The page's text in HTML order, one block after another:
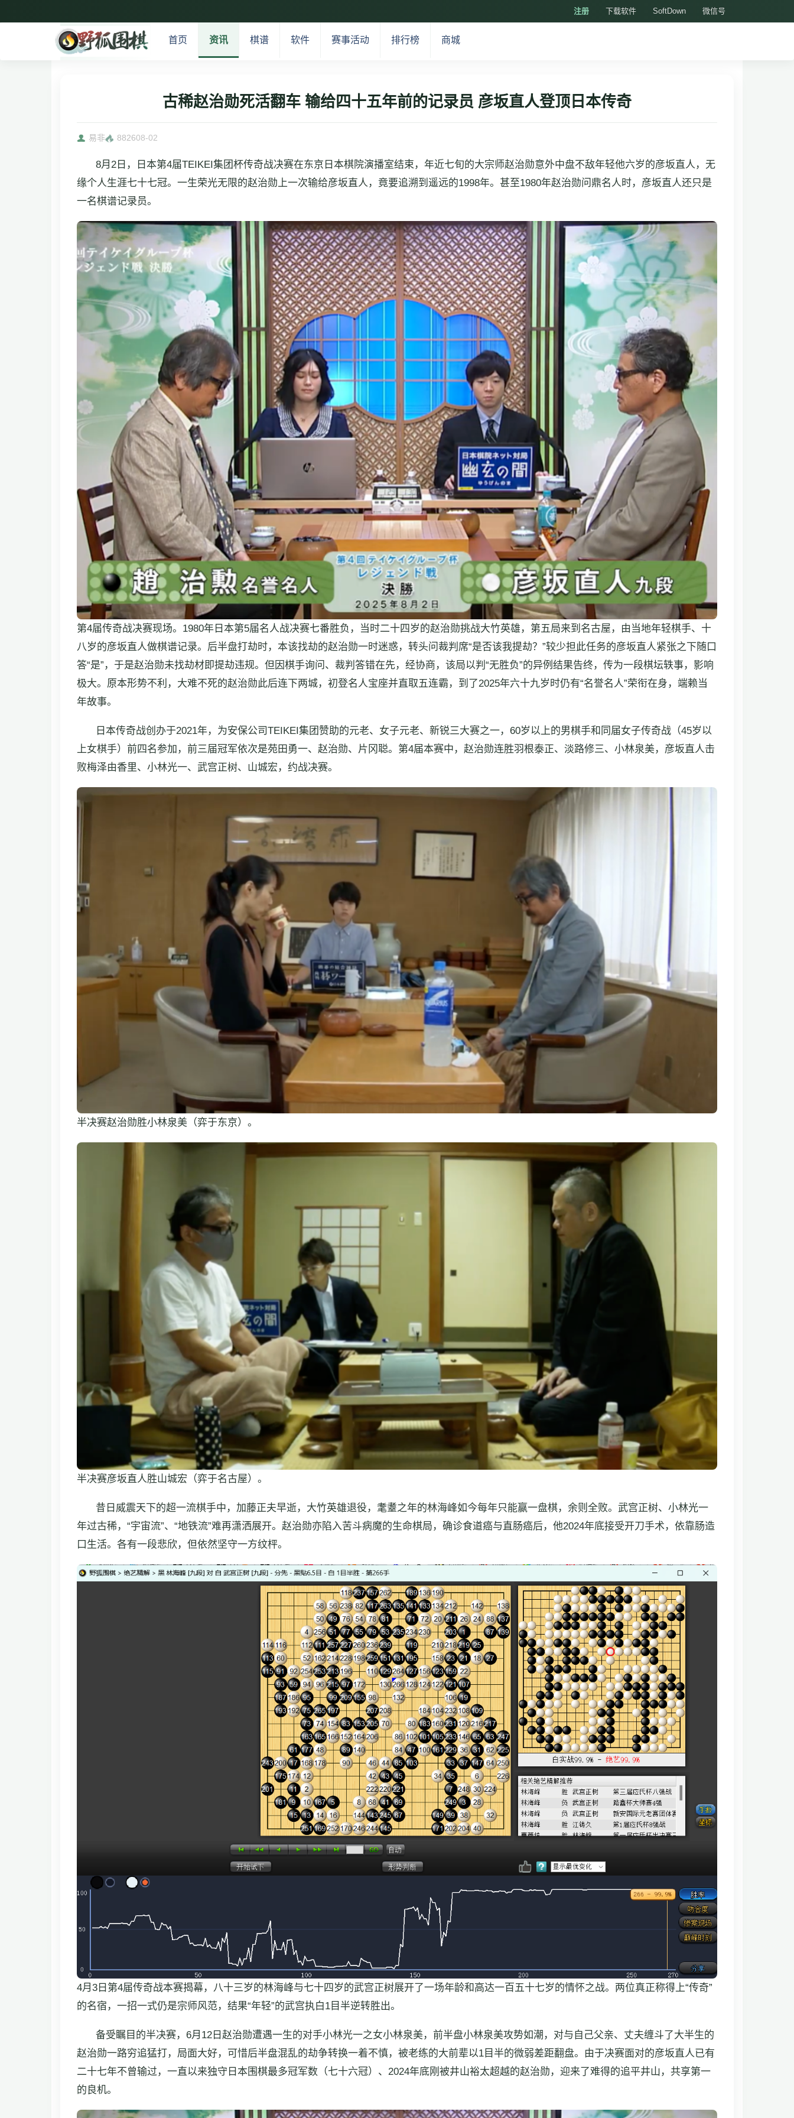
注册 下载软件 SoftDown 微信号
首页 资讯 棋谱 软件 赛事活动 排行榜 商城
古稀赵治勋死活翻车 输给四十五年前的记录员 彦坂直人登顶日本传奇
易非 882608-02
8月2日，日本第4届TEIKEI集团杯传奇战决赛在东京日本棋院演播室结束，年近七旬的大宗师赵治勋意外中盘不敌年轻他六岁的彦坂直人，无
缘个人生涯七十七冠。一生荣光无限的赵治勋上一次输给彦坂直人，竟要追溯到遥远的1998年。甚至1980年赵治勋问鼎名人时，彦坂直人还只是
一名棋谱记录员。
第4届传奇战决赛现场。1980年日本第5届名人战决赛七番胜负，当时二十四岁的赵治勋挑战大竹英雄，第五局来到名古屋，由当地年轻棋手、十
八岁的彦坂直人做棋谱记录。后半盘打劫时，本该找劫的赵治勋一时迷惑，转头问裁判席“是否该我提劫？”较少担此任务的彦坂直人紧张之下随口
答“是”，于是赵治勋未找劫材即提劫违规。但因棋手询问、裁判答错在先，经协商，该局以判“无胜负”的异例结果告终，传为一段棋坛轶事，影响
极大。原本形势不利，大难不死的赵治勋此后连下两城，初登名人宝座并直取五连霸，到了2025年六十九岁时仍有“名誉名人”荣衔在身，端赖当
年故事。
日本传奇战创办于2021年，为安保公司TEIKEI集团赞助的元老、女子元老、新锐三大赛之一，60岁以上的男棋手和同届女子传奇战（45岁以
上女棋手）前四名参加，前三届冠军依次是苑田勇一、赵治勋、片冈聪。第4届本赛中，赵治勋连胜羽根泰正、淡路修三、小林泉美，彦坂直人击
败梅泽由香里、小林光一、武宫正树、山城宏，约战决赛。
半决赛赵治勋胜小林泉美（弈于东京）。
半决赛彦坂直人胜山城宏（弈于名古屋）。
昔日威震天下的超一流棋手中，加藤正夫早逝，大竹英雄退役，耄耋之年的林海峰如今每年只能赢一盘棋，余则全败。武宫正树、小林光一
年过古稀，“宇宙流”、“地铁流”难再潇洒展开。赵治勋亦陷入苦斗病魔的生命棋局，确诊食道癌与直肠癌后，他2024年底接受开刀手术，依靠肠造
口生活。各有一段悲欣，但依然坚守一方纹枰。
4月3日第4届传奇战本赛揭幕，八十三岁的林海峰与七十四岁的武宫正树展开了一场年龄和高达一百五十七岁的情怀之战。两位真正称得上“传奇”
的名宿，一招一式仍是宗师风范，结果“年轻”的武宫执白1目半逆转胜出。
备受瞩目的半决赛，6月12日赵治勋遭遇一生的对手小林光一之女小林泉美，前半盘小林泉美攻势如潮，对与自己父亲、丈夫缠斗了大半生的
赵治勋一路穷追猛打，局面大好，可惜后半盘混乱的劫争转换一着不慎，被老练的大前辈以1目半的微弱差距翻盘。由于决赛面对的彦坂直人已有
二十七年不曾输过，一直以来独守日本围棋最多冠军数（七十六冠）、2024年底刚被井山裕太超越的赵治勋，迎来了难得的追平井山，共享第一
的良机。